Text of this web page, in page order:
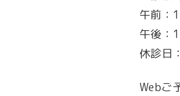
午前：
午後：
休診日
Webご